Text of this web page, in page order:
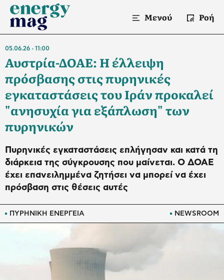
Μενού Ροή
ΠΥΡΗΝΙΚΗ ΕΝΕΡΓΕΙΑ NEWSROOM
05.06.26 11:00
Αυστρία-ΔΟΑΕ: Η έλλειψη
πρόσβασης στις πυρηνικές
εγκαταστάσεις του Ιράν προκαλεί
"ανησυχία για εξάπλωση" των
πυρηνικών
Πυρηνικές εγκαταστάσεις επλήγησαν και κατά τη
διάρκεια της σύγκρουσης που μαίνεται. Ο ΔΟΑΕ
έχει επανειλημμένα ζητήσει να μπορεί να έχει
πρόσβαση στις θέσεις αυτές